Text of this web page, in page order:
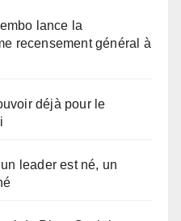
lance la
recensement général à
déjà pour le
leader est né, un